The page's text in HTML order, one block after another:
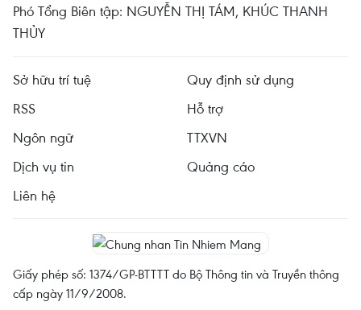
Phó Tổng Biên tập: NGUYỄN THỊ TÁM, KHÚC THANH
THỦY
Sở hữu trí tuệ
Quy định sử dụng
RSS
Hỗ trợ
Ngôn ngữ
TTXVN
Dịch vụ tin
Quảng cáo
Liên hệ
Giấy phép số: 1374/GP-BTTTT do Bộ Thông tin và Truyền thông
cấp ngày 11/9/2008.